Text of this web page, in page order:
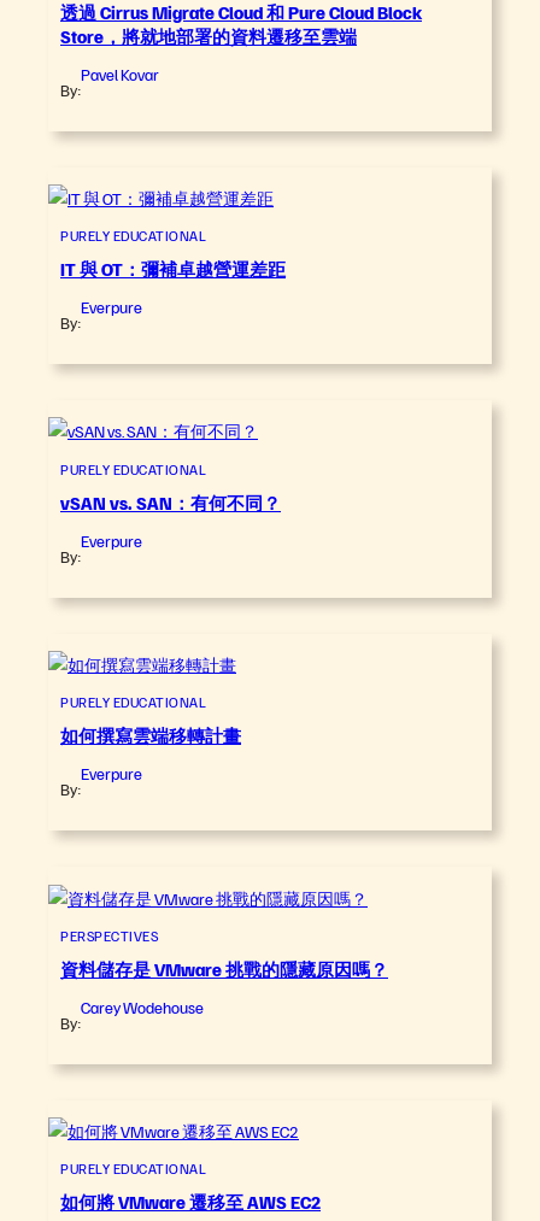
透過 Cirrus Migrate Cloud 和 Pure Cloud Block
Store，將就地部署的資料遷移至雲端
By:
Pavel Kovar
PURELY EDUCATIONAL
IT 與 OT：彌補卓越營運差距
By:
Everpure
PURELY EDUCATIONAL
vSAN vs. SAN：有何不同？
By:
Everpure
PURELY EDUCATIONAL
如何撰寫雲端移轉計畫
By:
Everpure
PERSPECTIVES
資料儲存是 VMware 挑戰的隱藏原因嗎？
By:
Carey Wodehouse
PURELY EDUCATIONAL
如何將 VMware 遷移至 AWS EC2